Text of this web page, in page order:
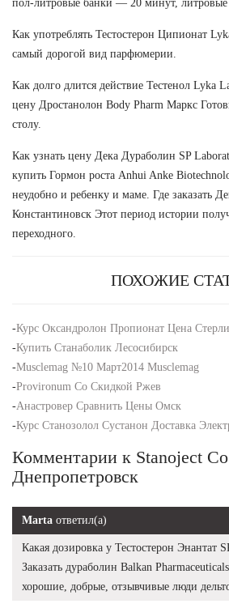
пол-литровые банки — 20 минут,
Как употреблять Тестостерон Ципионат
самый дорогой вид парфюмерии.
Как долго длится действие Тестенол Lyka
цену Дростанолон Body Pharm Маркс
столу.
Как узнать цену Дека Дураболин SP
купить Гормон роста Anhui Anke
неудобно и ребенку и маме. Где заказать
Константиновск Этот период истории
переходного.
ПОХОЖИЕ
-Курс Оксандролон Пропионат Цена
-Купить Станаболик Лесосибирск
-Musclemag №10 Март2014 Musclemag
-Provironum Со Скидкой Ржев
-Анастровер Сравнить Цены Омск
-Курс Станозолол Сустанон Доставка
Комментарии к Stanoject
Днепропетровск
Marta ответил(а)
Какая дозировка у Тестостерон Энантат
Заказать дураболин Balkan
хорошие, добрые, отзывчивые люди